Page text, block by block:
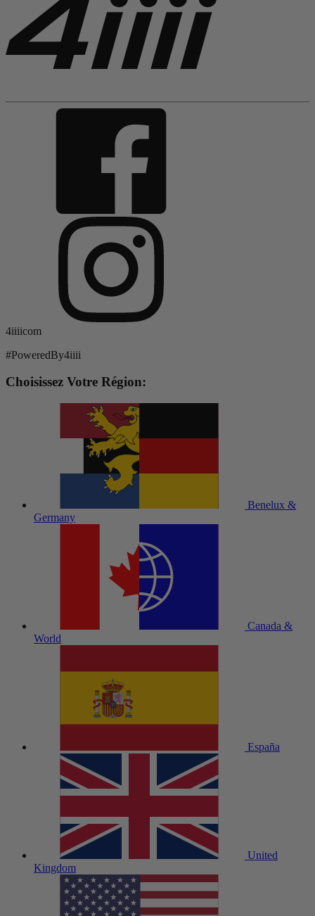
4iiiicom
#PoweredBy4iiii
Choisissez Votre Région:
Benelux &
Germany
Canada &
World
España
United
Kingdom